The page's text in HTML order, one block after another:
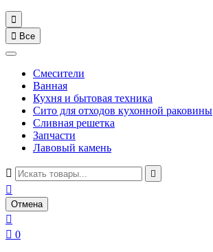

 Все
Смесители
Ванная
Кухня и бытовая техника
Сито для отходов кухонной раковины
Сливная решетка
Запчасти
Лавовый камень
 

Отмена

 0